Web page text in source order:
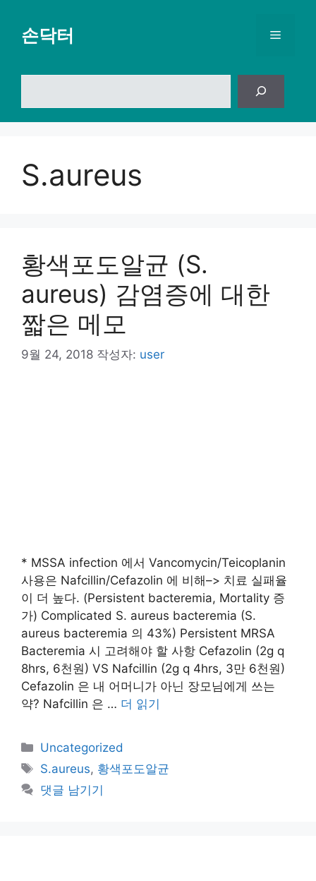
손닥터 메
뉴
S.aureus
황색포도알균 (S.
aureus) 감염증에 대한
짧은 메모
9월 24, 2018 작성자: user
* MSSA infection 에서 Vancomycin/Teicoplanin
사용은 Nafcillin/Cefazolin 에 비해–> 치료 실패율
이 더 높다. (Persistent bacteremia, Mortality 증
가) Complicated S. aureus bacteremia (S.
aureus bacteremia 의 43%) Persistent MRSA
Bacteremia 시 고려해야 할 사항 Cefazolin (2g q
8hrs, 6천원) VS Nafcillin (2g q 4hrs, 3만 6천원)
Cefazolin 은 내 어머니가 아닌 장모님에게 쓰는
약? Nafcillin 은 … 더 읽기
카
테
리
Uncategorized
태
그
S.aureus, 황색포도알균
댓글 남기기